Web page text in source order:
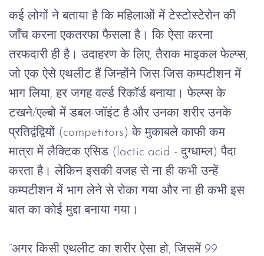
कई लोगों ने बताया है कि महिलाओं में टेस्टोस्टेरोन की
जाँच करना एकतरफा फैसला है। कि ऐसा करना
तरफदारी ही है। उदाहरण के लिए, तैराक माइकल फेल्प्स,
जो एक ऐसे एथलीट हैं जिन्होंने जिस-जिस कम्पटीशन में
भाग लिया, हर जगह वर्ल्ड रिकॉर्ड बनाया। फेल्प्स के
टखने/एल्बो में डबल-जॉइंट है और उनका शरीर उनके
प्रतिद्वंद्वियों (competitors) के मुकाबले काफी कम
मात्रा में लैक्टिक एसिड (lactic acid - दुग्धाम्ल) पैदा
करता है। लेकिन इसकी वजह से ना ही कभी उन्हें
कम्पटीशन में भाग लेने से रोका गया और ना ही कभी इस
बात का कोई मुद्दा बनाया गया।
“अगर किसी एथलीट का शरीर ऐसा हो, जिसमें 99